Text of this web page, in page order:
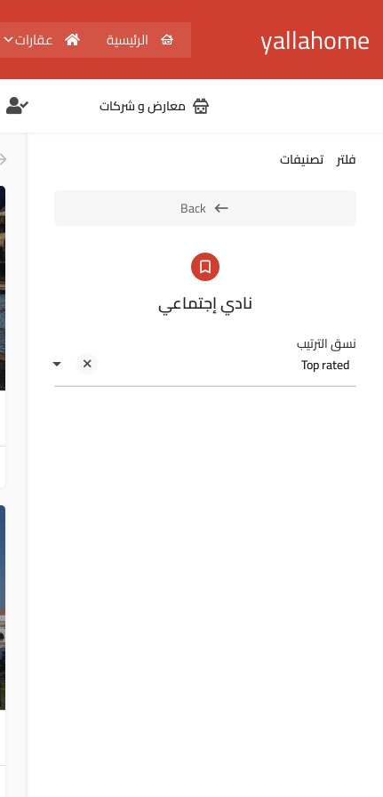
yallahome الرئيسية عقارات
معارض و شركات
فلتر تصنيفات
Back
نادي إجتماعي
Top rated
نسق الترتيب